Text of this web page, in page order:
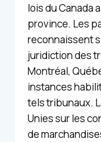
lois du Canada
province. Les
reconnaissent
juridiction des
Montréal,
instances
tels tribunaux.
Unies sur les
de